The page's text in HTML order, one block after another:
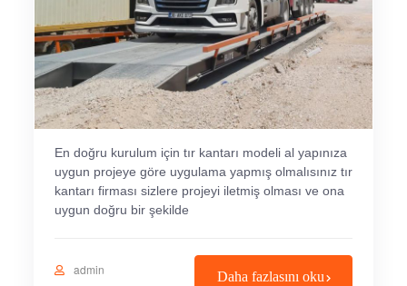
En doğru kurulum için tır kantarı modeli al yapınıza
uygun projeye göre uygulama yapmış olmalısınız tır
kantarı firması sizlere projeyi iletmiş olması ve ona
uygun doğru bir şekilde
admin Daha fazlasını oku